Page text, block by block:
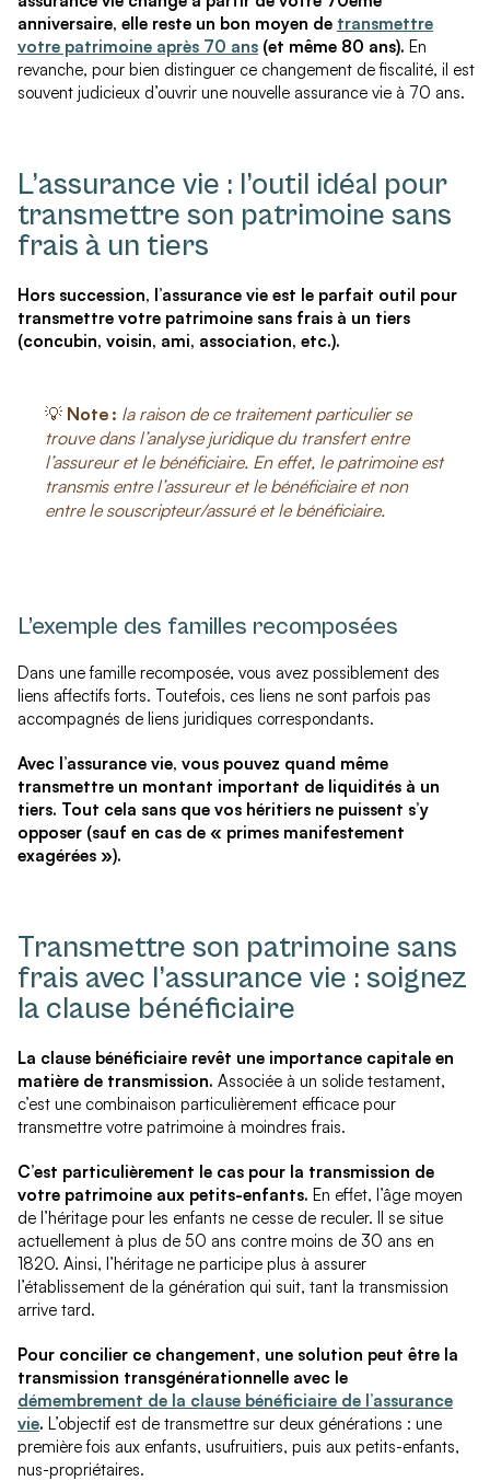
anniversaire, elle reste un bon moyen de transmettre
votre patrimoine après 70 ans (et même 80 ans). En
revanche, pour bien distinguer ce changement de fiscalité, il est
souvent judicieux d’ouvrir une nouvelle assurance vie à 70 ans.
L’assurance vie : l’outil idéal pour
transmettre son patrimoine sans
frais à un tiers
Hors succession, l’assurance vie est le parfait outil pour
transmettre votre patrimoine sans frais à un tiers
(concubin, voisin, ami, association, etc.).
💡 Note : la raison de ce traitement particulier se
trouve dans l’analyse juridique du transfert entre
l’assureur et le bénéﬁciaire. En effet, le patrimoine est
transmis entre l’assureur et le bénéﬁciaire et non
entre le souscripteur/assuré et le bénéﬁciaire.
L’exemple des familles recomposées
Dans une famille recomposée, vous avez possiblement des
liens affectifs forts. Toutefois, ces liens ne sont parfois pas
accompagnés de liens juridiques correspondants.
Avec l’assurance vie, vous pouvez quand même
transmettre un montant important de liquidités à un
tiers. Tout cela sans que vos héritiers ne puissent s’y
opposer (sauf en cas de « primes manifestement
exagérées »).
Transmettre son patrimoine sans
frais avec l’assurance vie : soignez
la clause bénéficiaire
La clause bénéficiaire revêt une importance capitale en
matière de transmission. Associée à un solide testament,
c’est une combinaison particulièrement efficace pour
transmettre votre patrimoine à moindres frais.
C’est particulièrement le cas pour la transmission de
votre patrimoine aux petits-enfants. En effet, l’âge moyen
de l’héritage pour les enfants ne cesse de reculer. Il se situe
actuellement à plus de 50 ans contre moins de 30 ans en
1820. Ainsi, l’héritage ne participe plus à assurer
l’établissement de la génération qui suit, tant la transmission
arrive tard.
Pour concilier ce changement, une solution peut être la
transmission transgénérationnelle avec le
démembrement de la clause bénéficiaire de l’assurance
vie. L’objectif est de transmettre sur deux générations : une
première fois aux enfants, usufruitiers, puis aux petits-enfants,
nus-propriétaires.